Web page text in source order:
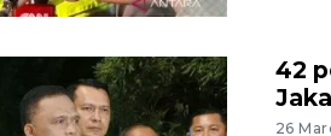
42
26